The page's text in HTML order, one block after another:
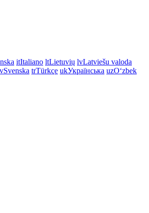
itItaliano ltLietuvių lvLatviešu valoda
Svenska trTürkçe ukУкраїнська uzOʻzbek